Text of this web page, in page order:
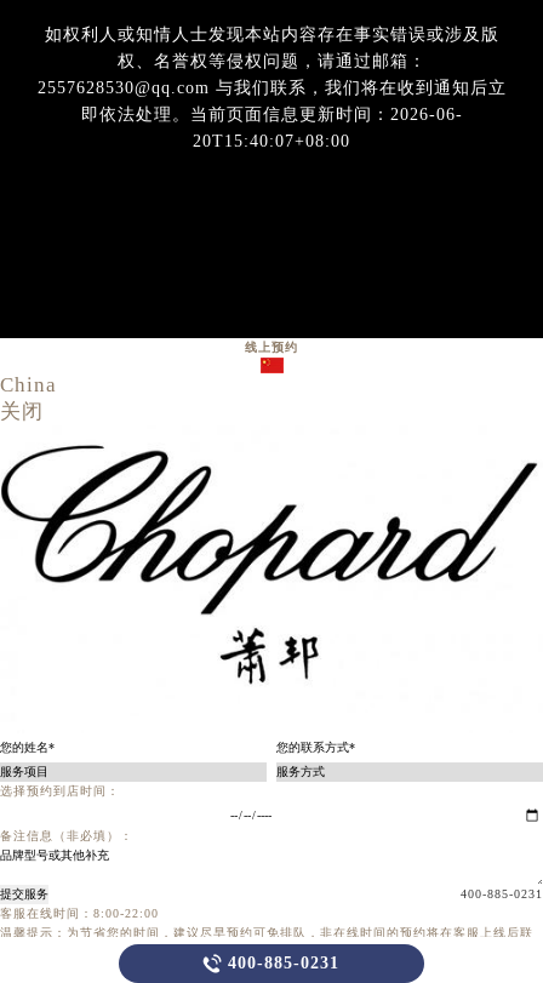
如权利人或知情人士发现本站内容存在事实错误或涉及版
权、名誉权等侵权问题，请通过邮箱：
2557628530@qq.com 与我们联系，我们将在收到通知后立
即依法处理。当前页面信息更新时间：2026-06-
20T15:40:07+08:00
 400-885-0231
线上预约
China
关闭
选择预约到店时间：
备注信息（非必填）：
提交服务
400-885-0231
客服在线时间：8:00-22:00
温馨提示：为节省您的时间，建议尽早预约可免排队，非在线时间的预约将在客服上线后联
当前页面永久关闭